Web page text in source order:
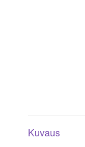
Kuvaus